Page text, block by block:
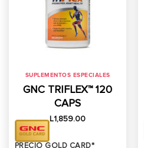
SUPLEMENTOS ESPECIALES
GNC TRIFLEX™ 120
CAPS
L1,859.00
PRECIO GOLD CARD*